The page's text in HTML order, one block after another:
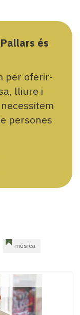
és
per oferir-
lliure i
persones
música